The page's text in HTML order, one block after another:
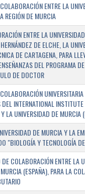
ENTRE LA
REGIÓN DE MURCIA
ENTRE LA
DE ELCHE, LA
DE CARTAGENA, PARA
DEL PROGRAMA
DE DOCTOR
INTERNATIONAL
LA UNIVERSIDAD DE MURCIA
DE MURCIA Y LA
"BIOLOGÍA Y TECNOLOGÍA
COLABORACIÓN ENTRE
(ESPAÑA), PARA LA